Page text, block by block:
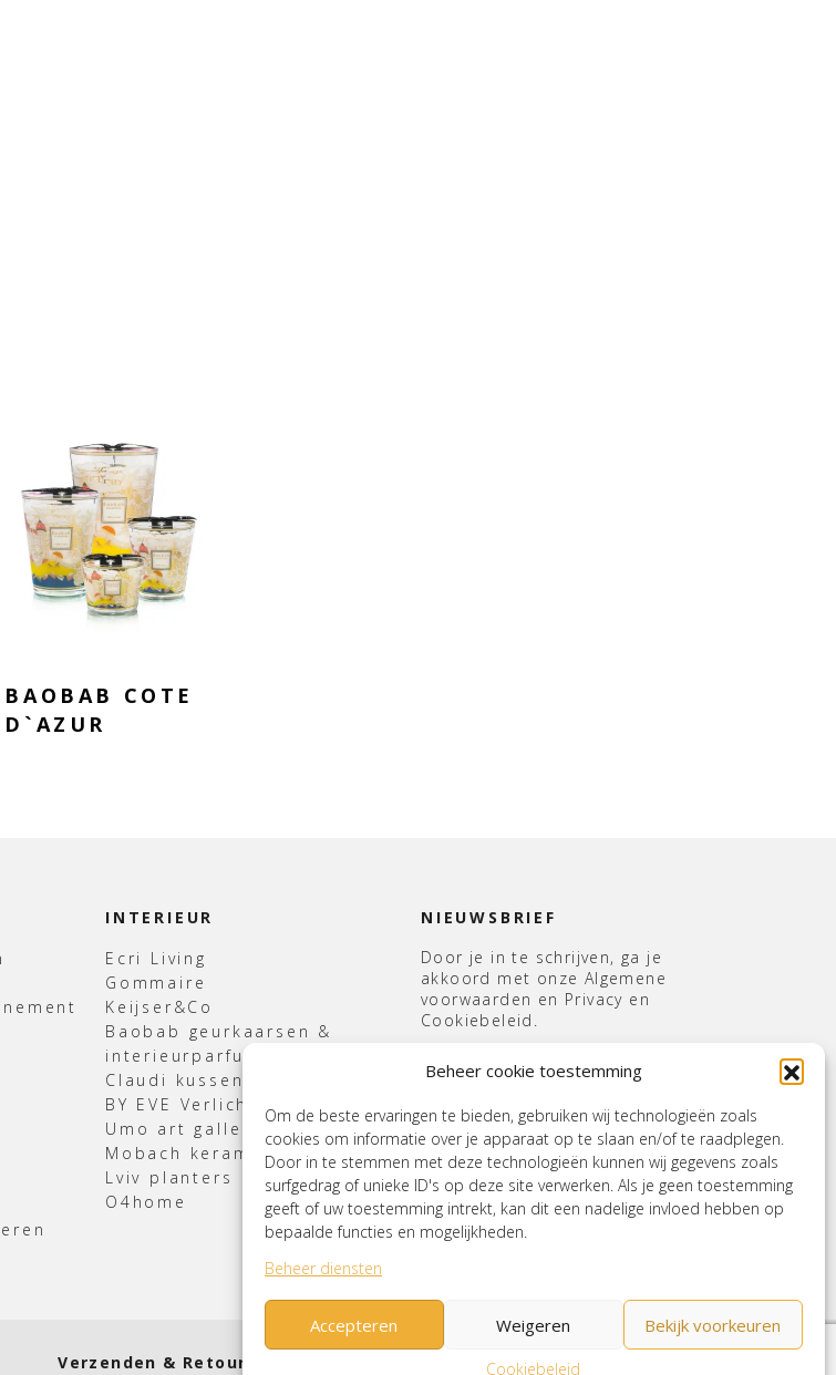
Beheer cookie toestemming
Om de beste ervaringen te bieden, gebruiken wij technologieën zoals
cookies om informatie over je apparaat op te slaan en/of te raadplegen.
Door in te stemmen met deze technologieën kunnen wij gegevens zoals
surfgedrag of unieke ID's op deze site verwerken. Als je geen toestemming
geeft of uw toestemming intrekt, kan dit een nadelige invloed hebben op
bepaalde functies en mogelijkheden.
Beheer diensten
Accepteren Weigeren Bekijk voorkeuren
Cookiebeleid
BAOBAB COTE
D`AZUR
INTERIEUR
Ecri Living
Gommaire
Keijser&Co
Baobab geurkaarsen &
interieurparfum
Claudi kussens & Plaids
BY EVE Verlichting
Umo art gallery
Mobach keramiek
Lviv planters
O4home
NIEUWSBRIEF
Door je in te schrijven, ga je
akkoord met onze Algemene
voorwaarden en Privacy en
Cookiebeleid.
mailadres *
Verzenden & Retourneren Mijn account